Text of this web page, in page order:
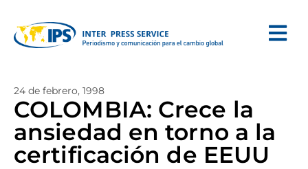
24 de febrero, 1998
COLOMBIA: Crece la
ansiedad en torno a la
certificación de EEUU